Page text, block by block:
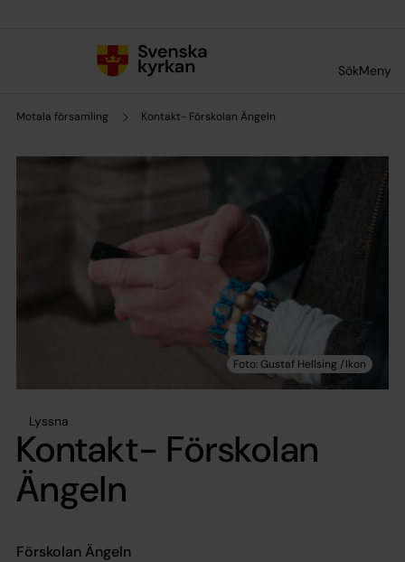
SökMeny
Motala församling Kontakt- Förskolan Ängeln
Lyssna
Kontakt- Förskolan
Ängeln
Förskolan Ängeln